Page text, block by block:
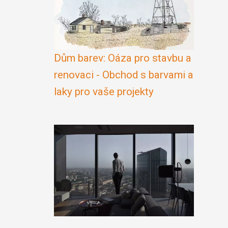
Dům barev: Oáza pro stavbu a
renovaci - Obchod s barvami a
laky pro vaše projekty